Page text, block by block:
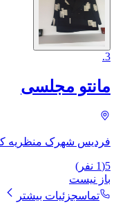
3
.
مانتو مجلسی
فردیس شهرک منظریه
5
(
1 نفر)
باز نیست
تماسجزئیات بیشتر